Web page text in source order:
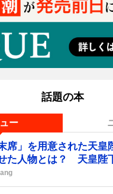
話題の本
ー
席」を用意された天皇
た人物とは？ 天皇陛